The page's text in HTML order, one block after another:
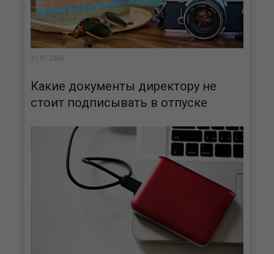
31.07.2026
Какие документы директору не
стоит подписывать в отпуске